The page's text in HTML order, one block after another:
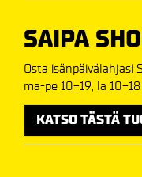
SAIPA
Osta isänpäivälahjasi
ma-pe 10-19, la 10-
KATSO TÄSTÄ